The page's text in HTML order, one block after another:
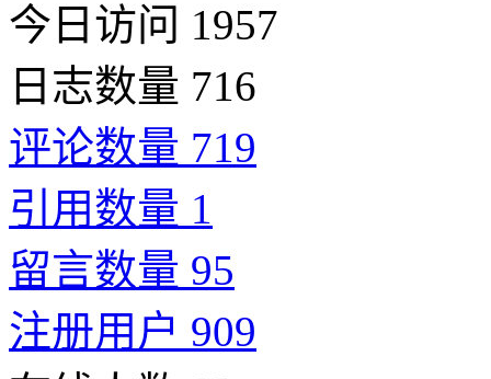
今日访问 1957
日志数量 716
评论数量 719
引用数量 1
留言数量 95
注册用户 909